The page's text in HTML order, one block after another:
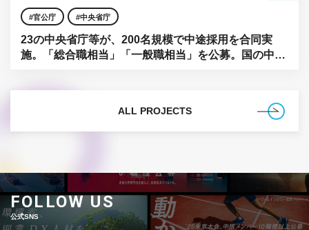
官公庁 中央省庁
23の中央省庁等が、200名規模で中途採用を合同実
施。「総合職相当」「一般職相当」を公募。国の中枢
ALL PROJECTS
FOLLOW US
公式SNS